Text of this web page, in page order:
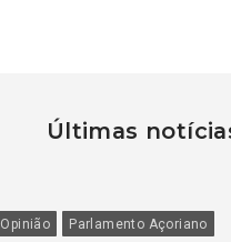
Últimas
Opinião Parlamento Açoriano